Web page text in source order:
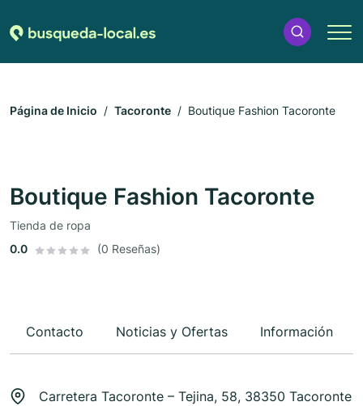
Página de Inicio Tacoronte Boutique Fashion Tacoronte
Boutique Fashion Tacoronte
Tienda de ropa
0.0
(0 Reseñas)
Contacto Noticias y Ofertas Información
Carretera Tacoronte – Tejina, 58, 38350 Tacoronte